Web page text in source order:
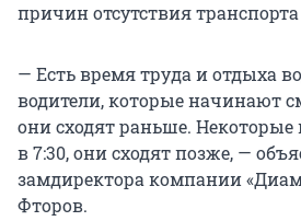
причин отсутствия
— Есть время труда и отдыха
водители, которые начинают
они сходят раньше. Некоторые
в 7:30, они сходят позже, —
замдиректора компании
Фторов.